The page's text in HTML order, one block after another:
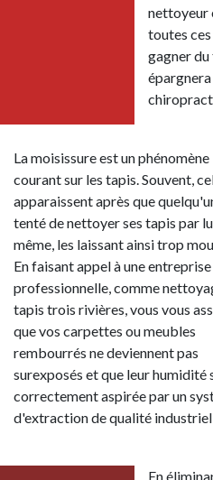
nettoyeur
toutes
gagner
La moisissure est un phénomène
courant sur les tapis. Souvent,
apparaissent après que
tenté de nettoyer ses tapis par
même, les laissant ainsi trop
En faisant appel à une entreprise
professionnelle, comme
tapis trois rivières, vous vous
que vos carpettes ou meubles
rembourrés ne deviennent pas
surexposés et que leur humidité
correctement aspirée par un
d'extraction de qualité
En